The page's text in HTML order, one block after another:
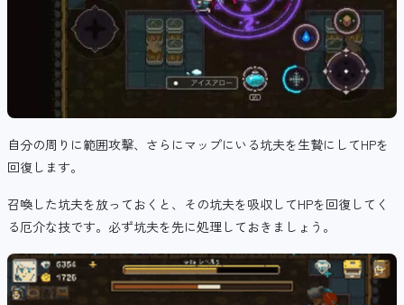
自分の周りに範囲攻撃、さらにマップにいる坑夫を生贄にしてHPを
回復します。
召喚した坑夫を放っておくと、その坑夫を吸収してHPを回復してく
る厄介な技です。必ず坑夫を先に処理しておきましょう。